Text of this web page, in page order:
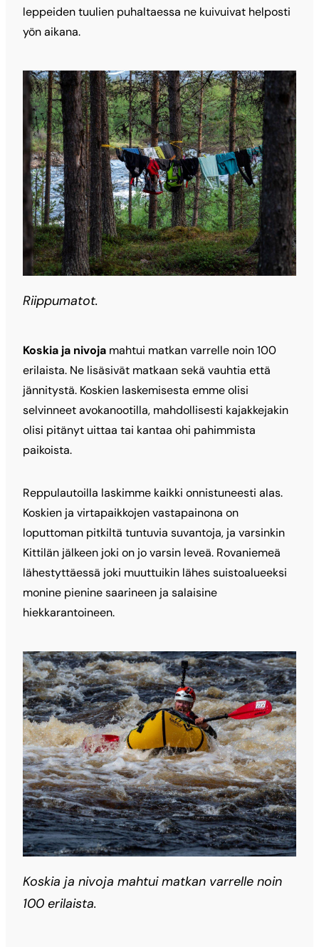
leppeiden tuulien puhaltaessa ne kuivuivat helposti
yön aikana.
Riippumatot.
Koskia ja nivoja mahtui matkan varrelle noin 100
erilaista. Ne lisäsivät matkaan sekä vauhtia että
jännitystä. Koskien laskemisesta emme olisi
selvinneet avokanootilla, mahdollisesti kajakkejakin
olisi pitänyt uittaa tai kantaa ohi pahimmista
paikoista.
Reppulautoilla laskimme kaikki onnistuneesti alas.
Koskien ja virtapaikkojen vastapainona on
loputtoman pitkiltä tuntuvia suvantoja, ja varsinkin
Kittilän jälkeen joki on jo varsin leveä. Rovaniemeä
lähestyttäessä joki muuttuikin lähes suistoalueeksi
monine pienine saarineen ja salaisine
hiekkarantoineen.
Koskia ja nivoja mahtui matkan varrelle noin
100 erilaista.